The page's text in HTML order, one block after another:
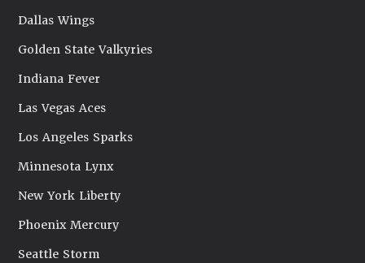
Dallas Wings
Golden State Valkyries
Indiana Fever
Las Vegas Aces
Los Angeles Sparks
Minnesota Lynx
New York Liberty
Phoenix Mercury
Seattle Storm